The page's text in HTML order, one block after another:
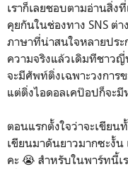
เราก็เลยชอบตามอ่านสิ่
คุยกันในช่องทาง SNS ต่า
ภาษาที่น่าสนใจหลายประ
ความจริงแล้วเดิมทีชาว
จะมีศัพท์ติ่งเฉพาะวงการข
แต่ติ่งไอดอลเคป๊อปก็จะ
ตอนแรกตั้งใจว่าจะเขียน
เขียนมาดันยาวมากซะงั้
คะ 😭 สำหรับในพาร์ทนี้เ